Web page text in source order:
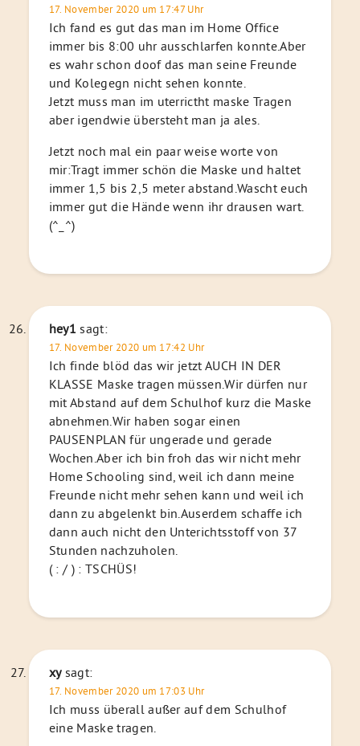
17. November 2020 um 17:47 Uhr
Ich fand es gut das man im Home Office
immer bis 8:00 uhr ausschlarfen konnte.Aber
es wahr schon doof das man seine Freunde
und Kolegegn nicht sehen konnte.
Jetzt muss man im uterrictht maske Tragen
aber igendwie übersteht man ja ales.
Jetzt noch mal ein paar weise worte von
mir:Tragt immer schön die Maske und haltet
immer 1,5 bis 2,5 meter abstand.Wascht euch
immer gut die Hände wenn ihr drausen wart.
(^_^)
hey1 sagt:
17. November 2020 um 17:42 Uhr
Ich finde blöd das wir jetzt AUCH IN DER
KLASSE Maske tragen müssen.Wir dürfen nur
mit Abstand auf dem Schulhof kurz die Maske
abnehmen.Wir haben sogar einen
PAUSENPLAN für ungerade und gerade
Wochen.Aber ich bin froh das wir nicht mehr
Home Schooling sind, weil ich dann meine
Freunde nicht mehr sehen kann und weil ich
dann zu abgelenkt bin.Auserdem schaffe ich
dann auch nicht den Unterichtsstoff von 37
Stunden nachzuholen.
( : / ) : TSCHÜS!
xy sagt:
17. November 2020 um 17:03 Uhr
Ich muss überall außer auf dem Schulhof
eine Maske tragen.